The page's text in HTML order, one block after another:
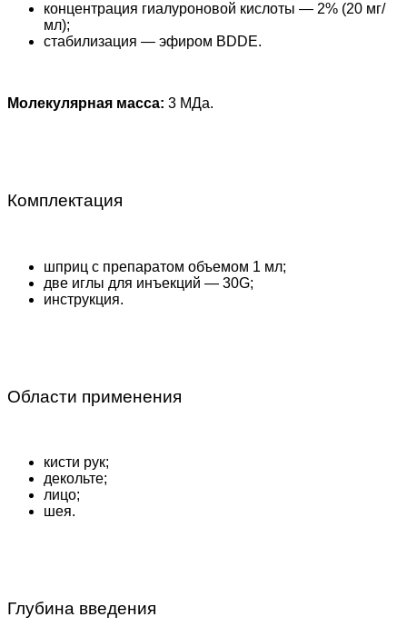
концентрация гиалуроновой кислоты — 2% (20 мг/
мл);
стабилизация — эфиром BDDE.
Молекулярная масса: 3 МДа.
Комплектация
шприц с препаратом объемом 1 мл;
две иглы для инъекций — 30G;
инструкция.
Области применения
кисти рук;
декольте;
лицо;
шея.
Глубина введения